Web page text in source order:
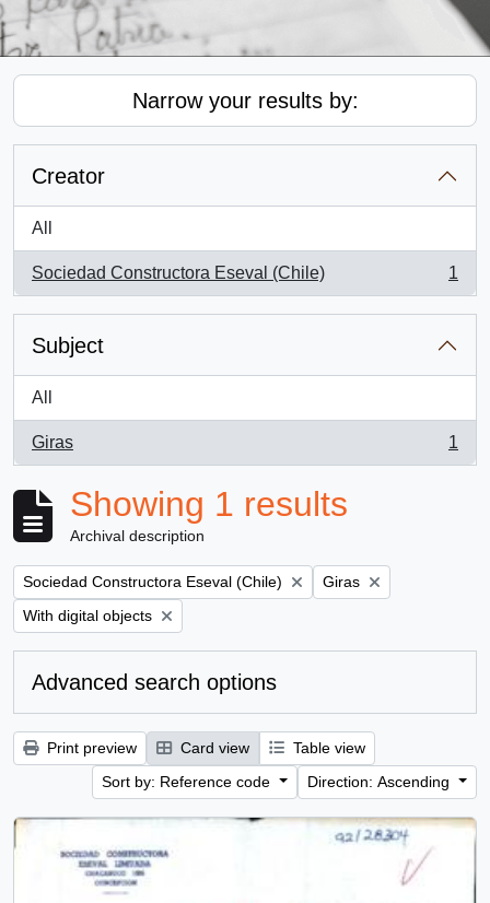
Narrow your results by:
Creator
All
Sociedad Constructora Eseval (Chile)
, 1 results
1
Subject
All
Giras
, 1 results
1
Showing 1 results
Archival description
Remove filter:
Sociedad Constructora Eseval (Chile) Remove filter:
Giras
Remove filter:
With digital objects
Advanced search options
Print preview Card view
Table view
Sort by: Reference code
Direction: Ascending